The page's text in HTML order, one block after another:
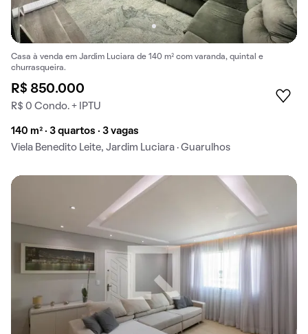
Casa à venda em Jardim Luciara de 140 m² com varanda, quintal e
churrasqueira.
R$ 850.000
R$ 0 Condo. + IPTU
140 m² · 3 quartos · 3 vagas
Viela Benedito Leite, Jardim Luciara · Guarulhos